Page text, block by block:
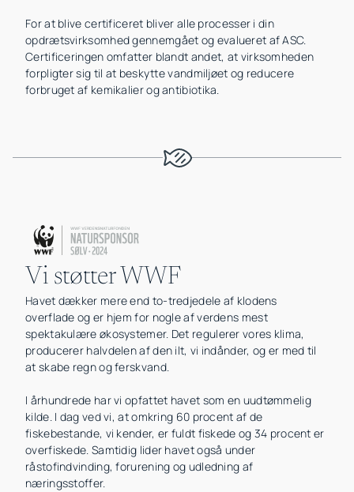
For at blive certificeret bliver alle processer i din
opdrætsvirksomhed gennemgået og evalueret af ASC.
Certificeringen omfatter blandt andet, at virksomheden
forpligter sig til at beskytte vandmiljøet og reducere
forbruget af kemikalier og antibiotika.
Vi støtter WWF
Havet dækker mere end to-tredjedele af klodens
overflade og er hjem for nogle af verdens mest
spektakulære økosystemer. Det regulerer vores klima,
producerer halvdelen af den ilt, vi indånder, og er med til
at skabe regn og ferskvand.
I århundrede har vi opfattet havet som en uudtømmelig
kilde. I dag ved vi, at omkring 60 procent af de
fiskebestande, vi kender, er fuldt fiskede og 34 procent er
overfiskede. Samtidig lider havet også under
råstofindvinding, forurening og udledning af
næringsstoffer.